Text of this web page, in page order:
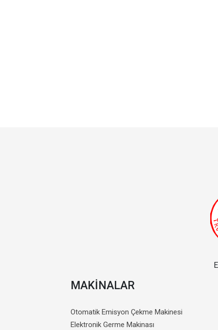
MAKİNALAR
Otomatik Emisyon Çekme Makinesi
Elektronik Germe Makinası